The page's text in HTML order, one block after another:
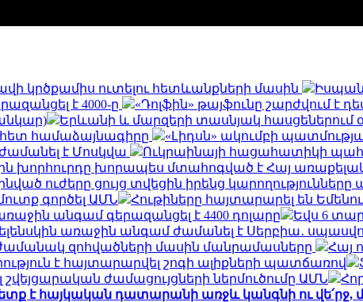
կրծքամիս ուտելու հետևանքների մասին
է 4000-ը
«Դոլֆին» թայֆունը շարժվում է
Երևանի և մարզերի տասնյակ հասցեներում
համաձայնագիրը
«Լիդսն» ակումբի
է Մոսկվա
Ուկրաինայի հացահատիկի
խորհուրդը խորապես մտահոգված է Հայ
ուժերը ցույց տվեցին իրենց
գործել ԱՄՆ
Հութիները հայտարարել են
անգամ գերազանցել է 4400 դոլարը Եվս 6
առաջին անգամ ժամանել է Սերբիա․
զոհվածների մասին մանրամասները
Հայ
է հայտարարվել շոգի ալիքների պատճառով
ժամացույցների ներմուծումը ԱՄՆ
է հայկական դատարանի առջև կանգնի ու